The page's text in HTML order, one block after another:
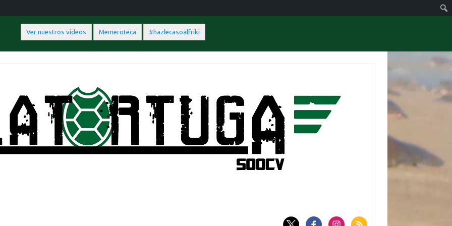
Ver nuestros videos Memeroteca #hazlecasoalfriki